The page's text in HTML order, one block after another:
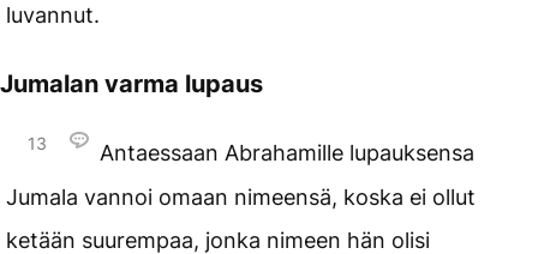
luvannut.
Jumalan varma lupaus
13
Antaessaan Abrahamille lupauksensa
Jumala vannoi omaan nimeensä, koska ei ollut
ketään suurempaa, jonka nimeen hän olisi